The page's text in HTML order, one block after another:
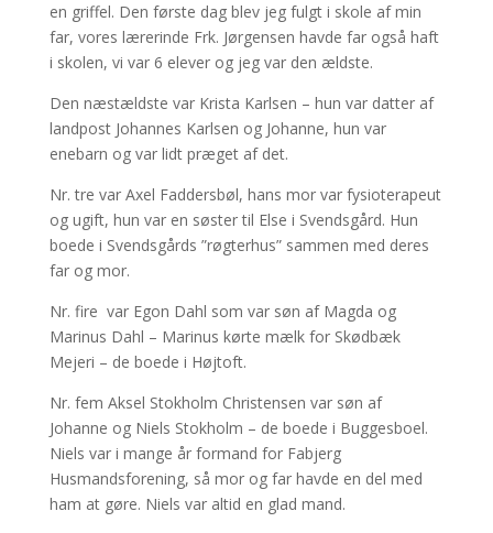
en griffel. Den første dag blev jeg fulgt i skole af min
far, vores lærerinde Frk. Jørgensen havde far også haft
i skolen, vi var 6 elever og jeg var den ældste.
Den næstældste var Krista Karlsen – hun var datter af
landpost Johannes Karlsen og Johanne, hun var
enebarn og var lidt præget af det.
Nr. tre var Axel Faddersbøl, hans mor var fysioterapeut
og ugift, hun var en søster til Else i Svendsgård. Hun
boede i Svendsgårds ”røgterhus” sammen med deres
far og mor.
Nr. fire var Egon Dahl som var søn af Magda og
Marinus Dahl – Marinus kørte mælk for Skødbæk
Mejeri – de boede i Højtoft.
Nr. fem Aksel Stokholm Christensen var søn af
Johanne og Niels Stokholm – de boede i Buggesboel.
Niels var i mange år formand for Fabjerg
Husmandsforening, så mor og far havde en del med
ham at gøre. Niels var altid en glad mand.